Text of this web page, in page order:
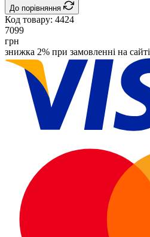
До порівняння
Код товару: 4424
7099
грн
знижка 2% при замовленні на сайті